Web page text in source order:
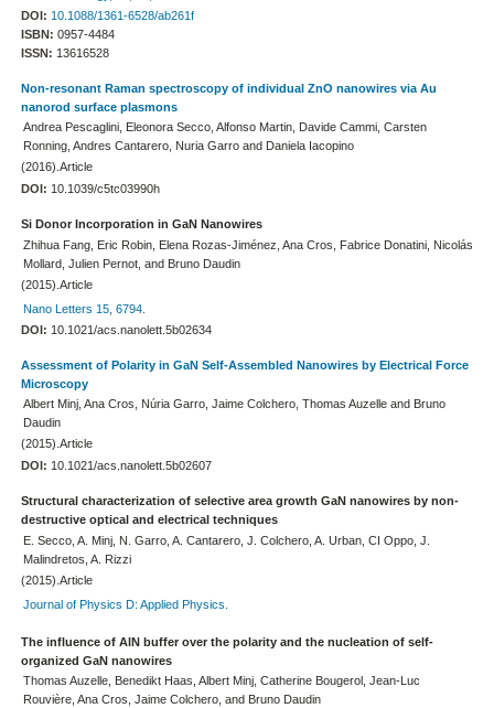
DOI: 10.1088/1361-6528/ab261f
ISBN: 0957-4484
ISSN: 13616528
Non-resonant Raman spectroscopy of individual ZnO nanowires via Au
nanorod surface plasmons
Andrea Pescaglini, Eleonora Secco, Alfonso Martin, Davide Cammi, Carsten
Ronning, Andres Cantarero, Nuria Garro and Daniela Iacopino
(2016).Article
DOI: 10.1039/c5tc03990h
Si Donor Incorporation in GaN Nanowires
Zhihua Fang, Eric Robin, Elena Rozas-Jiménez, Ana Cros, Fabrice Donatini, Nicolás
Mollard, Julien Pernot, and Bruno Daudin
(2015).Article
Nano Letters 15, 6794.
DOI: 10.1021/acs.nanolett.5b02634
Assessment of Polarity in GaN Self-Assembled Nanowires by Electrical Force
Microscopy
Albert Minj, Ana Cros, Núria Garro, Jaime Colchero, Thomas Auzelle and Bruno
Daudin
(2015).Article
DOI: 10.1021/acs.nanolett.5b02607
Structural characterization of selective area growth GaN nanowires by non-
destructive optical and electrical techniques
E. Secco, A. Minj, N. Garro, A. Cantarero, J. Colchero, A. Urban, CI Oppo, J.
Malindretos, A. Rizzi
(2015).Article
Journal of Physics D: Applied Physics.
The influence of AlN buffer over the polarity and the nucleation of self-
organized GaN nanowires
Thomas Auzelle, Benedikt Haas, Albert Minj, Catherine Bougerol, Jean-Luc
Rouvière, Ana Cros, Jaime Colchero, and Bruno Daudin